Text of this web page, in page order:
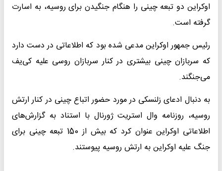
اوکراین دو تبعه چینی را هنگام جنگیدن برای روسیه، به اسارت
گرفته است.
رئیس جمهور اوکراین مدعی شده بود که اطلاعاتی در دست دارد
که سربازان چینی بیشتری در کنار سربازان روسی علیه کی‌یف
می‌جنگند.
به دنبال ادعای زلنسکی در مورد حضور اتباع چینی در کنار ارتش
روسیه، روزنامه وال استریت ژورنال با استناد به گزارش‌های
اطلاعاتی اوکراین عنوان کرد که بیش از 150 تبعه چینی برای
جنگ علیه اوکراین به ارتش روسیه پیوستند.